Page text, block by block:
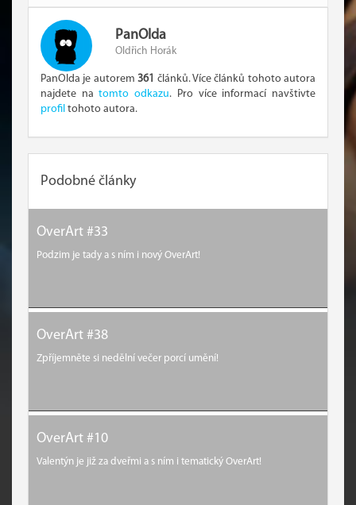
PanOlda
Oldřich Horák
PanOlda je autorem361 článků. Více článků tohoto autora
najdete natomto odkazu. Pro více informací navštivte
profil tohoto autora.
Podobné články
OverArt #33
Podzim je tady a s ním i nový OverArt!
OverArt #38
Zpříjemněte si nedělní večer porcí umění!
OverArt #10
Valentýn je již za dveřmi a s ním i tematický OverArt!